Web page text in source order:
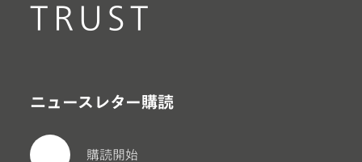
TRUST
ニュースレター購読
購読開始